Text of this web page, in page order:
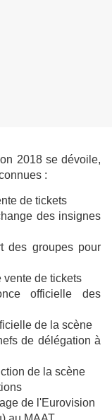
2018 se dévoile,
:
de tickets
des insignes
groupes pour
de tickets
officielle des
de la scène
de délégation à
de la scène
de l'Eurovision